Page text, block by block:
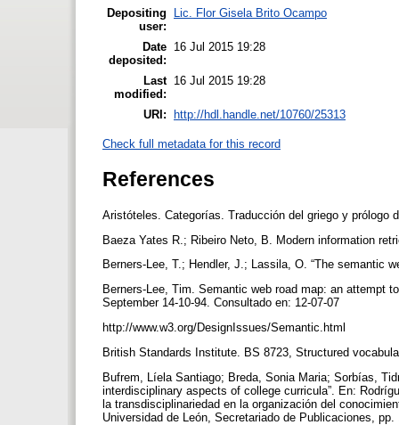
Depositing
user:
Lic. Flor Gisela Brito Ocampo
Date
deposited:
16 Jul 2015 19:28
Last
modified:
16 Jul 2015 19:28
URI: http://hdl.handle.net/10760/25313
Check full metadata for this record
References
Aristóteles. Categorías. Traducción del griego y prólogo
Baeza Yates R.; Ribeiro Neto, B. Modern information
Berners-Lee, T.; Hendler, J.; Lassila, O. “The semantic
Berners-Lee, Tim. Semantic web road map: an attempt
September 14-10-94. Consultado en: 12-07-07
http://www.w3.org/DesignIssues/Semantic.html
British Standards Institute. BS 8723, Structured
Bufrem, Líela Santiago; Breda, Sonia Maria; Sorbías,
interdisciplinary aspects of college curricula”. En:
la transdisciplinariedad en la organización del
Universidad de León, Secretariado de Publicaciones,